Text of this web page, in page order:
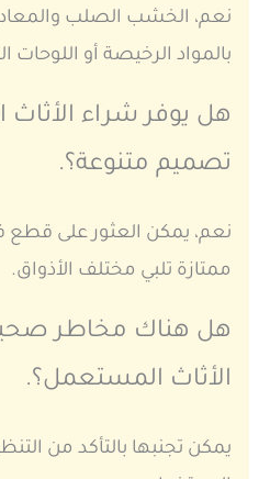
نعم، الخشب الصلب
بالمواد الرخيصة أو اللوحات
هل يوفر شراء
تصميم متنوعة؟.
نعم، يمكن العثور على قطع
ممتازة تلبي مختلف الأذواق.
هل هناك مخاطر
الأثاث المستعمل؟.
يمكن تجنبها بالتأكد من